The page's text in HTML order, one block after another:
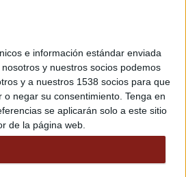
e información estándar enviada
y nuestros socios podemos
y a nuestros 1538 socios para que
negar su consentimiento. Tenga en
se aplicarán solo a este sitio
de la página web.